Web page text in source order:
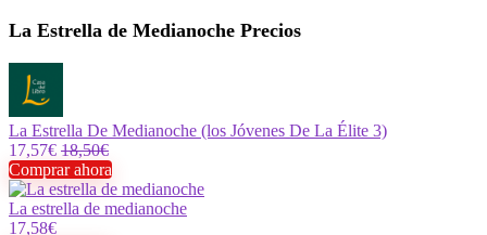
La Estrella de Medianoche Precios
La Estrella De Medianoche (los Jóvenes De La Élite 3)
17,57€ 18,50€
Comprar ahora
La estrella de medianoche
17,58€